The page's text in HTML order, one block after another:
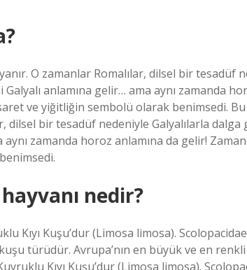
O zamanlar Romalılar, dilsel bir tesadüf
anlamına gelir… ama aynı zamanda
ve yiğitliğin sembolü olarak benimsedi.
dilsel bir tesadüf nedeniyle Galyalılarla dalga
zamanda horoz anlamına da gelir!
nedir?
Kıyı Kuşu’dur (Limosa limosa).
türüdür. Avrupa’nın en büyük ve en
Kıyı Kuşu’dur (Limosa limosa).